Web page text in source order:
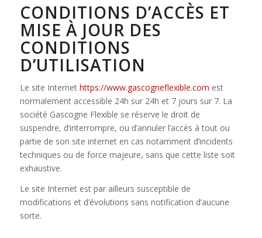
CONDITIONS D’ACCÈS ET
MISE À JOUR DES
CONDITIONS
D’UTILISATION
Le site Internet https://www.gascogneflexible.com est
normalement accessible 24h sur 24h et 7 jours sur 7. La
société Gascogne Flexible se réserve le droit de
suspendre, d’interrompre, ou d’annuler l’accès à tout ou
partie de son site internet en cas notamment d’incidents
techniques ou de force majeure, sans que cette liste soit
exhaustive.
Le site Internet est par ailleurs susceptible de
modifications et d’évolutions sans notification d’aucune
sorte.